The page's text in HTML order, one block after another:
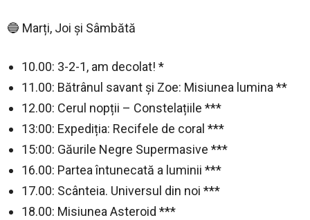
🔵 Marți, Joi și Sâmbătă
10.00: 3-2-1, am decolat! *
11.00: Bătrânul savant și Zoe: Misiunea lumina **
12.00: Cerul nopții – Constelațiile ***
13:00: Expediția: Recifele de coral ***
15:00: Găurile Negre Supermasive ***
16.00: Partea întunecată a luminii ***
17.00: Scânteia. Universul din noi ***
18.00: Misiunea Asteroid ***